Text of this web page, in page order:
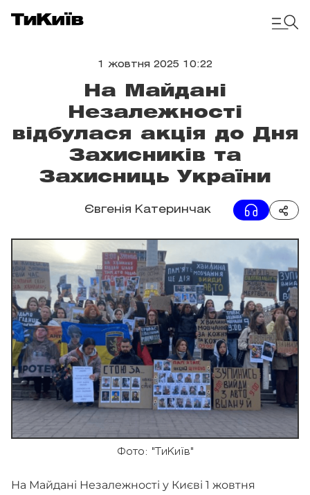
1 жовтня 2025 10:22
На Майдані
Незалежності
відбулася акція до Дня
Захисників та
Захисниць України
Євгенія Катеринчак
Фото: "ТиКиїв"
На Майдані Незалежності у Києві 1 жовтня